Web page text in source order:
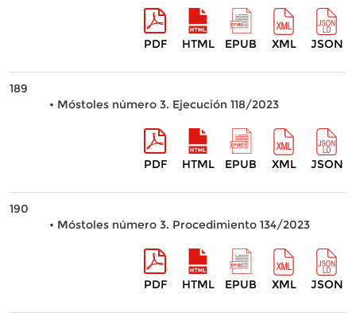
PDF HTML EPUB XML JSON
189
• Móstoles número 3. Ejecución 118/2023
PDF HTML EPUB XML JSON
190
• Móstoles número 3. Procedimiento 134/2023
PDF HTML EPUB XML JSON